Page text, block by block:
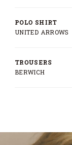
POLO SHIRT
UNITED ARROWS
TROUSERS
BERWICH